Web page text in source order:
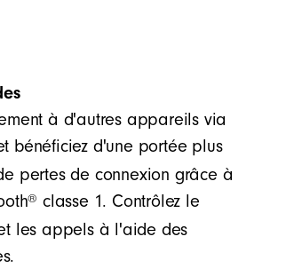
à d'autres appareils via
bénéficiez d'une portée plus
pertes de connexion grâce à
® classe 1. Contrôlez le
les appels à l'aide des